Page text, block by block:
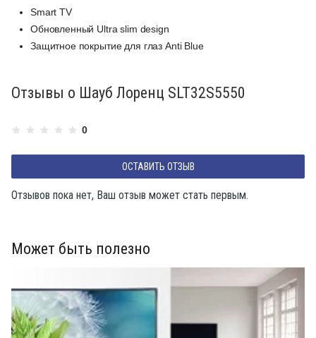
Smart TV
Обновленный Ultra slim design
Защитное покрытие для глаз Anti Blue
Отзывы о Шауб Лоренц SLT32S5550
ОСТАВИТЬ ОТЗЫВ
0
Отзывов пока нет, Ваш отзыв может стать первым.
Может быть полезно